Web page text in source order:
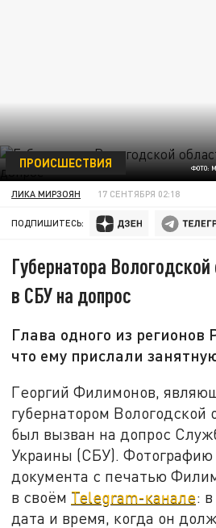
ФОТО:
ПРОИСШЕСТВИЯ
ЛИКА МИРЗОЯН 17 СЕНТЯБРЯ 02:18
ПОДПИШИТЕСЬ:
Губернатора
в СБУ на допрос
Глава одного из регионов
что ему прислали
Георгий Филимонов,
губернатором Вологодской
был вызван на допрос
Украины (СБУ). Фотографию
документа с печатью
в своём Telegram-канале:
дата и время, когда он